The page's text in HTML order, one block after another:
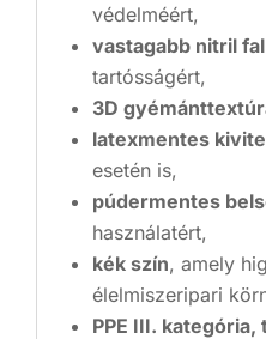
védelméért,
vastagabb nitril fal
tartósságért,
3D
latexmentes
esetén is,
púdermentes
használatért,
kék szín, amely
élelmiszeripari
PPE III.